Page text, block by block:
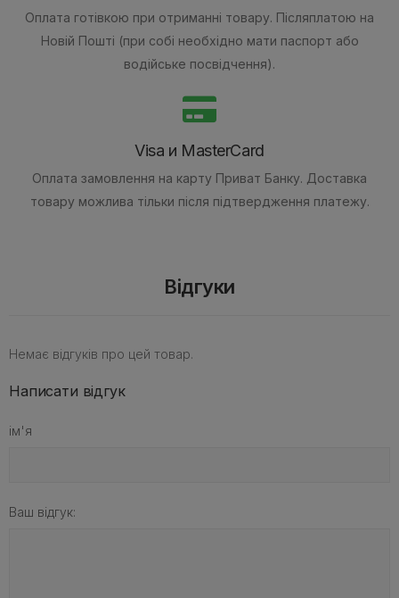
Оплата готівкою при отриманні товару. Післяплатою на
Новій Пошті (при собі необхідно мати паспорт або
водійське посвідчення).
Visa и MasterCard
Оплата замовлення на карту Приват Банку. Доставка
товару можлива тільки після підтвердження платежу.
Відгуки
Немає відгуків про цей товар.
Написати відгук
ім'я
Ваш відгук: